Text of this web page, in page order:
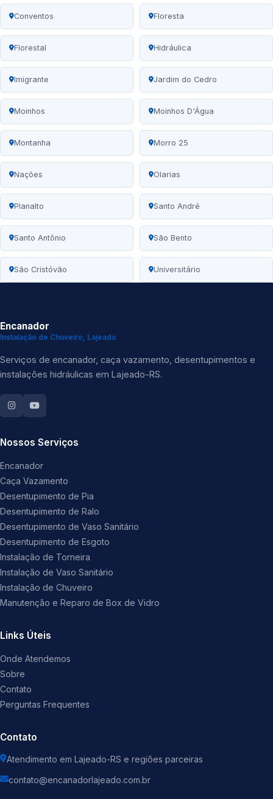
Conventos Floresta
Florestal Hidráulica
Imigrante Jardim do Cedro
Moinhos Moinhos D'Água
Montanha Morro 25
Nações Olarias
Planalto Santo André
Santo Antônio São Bento
São Cristóvão Universitário
Encanador
Instalação de Chuveiro, Lajeado
Serviços de encanador, caça vazamento, desentupimentos e
instalações hidráulicas em Lajeado-RS.
Nossos Serviços
Encanador
Caça Vazamento
Desentupimento de Pia
Desentupimento de Ralo
Desentupimento de Vaso Sanitário
Desentupimento de Esgoto
Instalação de Torneira
Instalação de Vaso Sanitário
Instalação de Chuveiro
Manutenção e Reparo de Box de Vidro
Links Úteis
Onde Atendemos
Sobre
Contato
Perguntas Frequentes
Contato
Atendimento em Lajeado-RS e regiões parceiras
contato@encanadorlajeado.com.br